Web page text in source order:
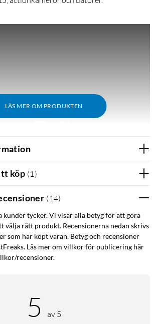
LÄS MER OM PRODUKTEN
köp (1 )
( 14)
kunder tycker. Vi visar alla betyg för att göra
välja rätt produkt. Recensionerna nedan skrivs
som har köpt varan. Betyg och recensioner
Läs mer om villkor för publicering här
recensioner.
5 av 5